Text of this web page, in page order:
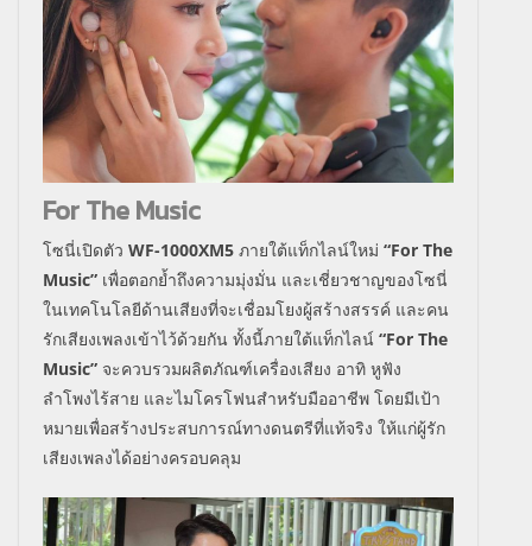
For The Music
โซนี่เปิดตัว WF-1000XM5 ภายใต้แท็กไลน์ใหม่ “For The
Music” เพื่อตอกย้ำถึงความมุ่งมั่น และเชี่ยวชาญของโซนี่
ในเทคโนโลยีด้านเสียงที่จะเชื่อมโยงผู้สร้างสรรค์ และคน
รักเสียงเพลงเข้าไว้ด้วยกัน ทั้งนี้ภายใต้แท็กไลน์ “For The
Music” จะควบรวมผลิตภัณฑ์เครื่องเสียง อาทิ หูฟัง
ลำโพงไร้สาย และไมโครโฟนสำหรับมืออาชีพ โดยมีเป้า
หมายเพื่อสร้างประสบการณ์ทางดนตรีที่แท้จริง ให้แก่ผู้รัก
เสียงเพลงได้อย่างครอบคลุม